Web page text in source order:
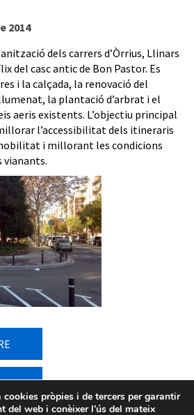
2014
dels carrers d’Òrrius, Llinars
del casc antic de Bon Pastor. Es
i la calçada, la renovació del
la plantació d’arbrat i el
aeris existents. L’objectiu principal
l’accessibilitat dels itineraris
i millorant les condicions
vianants.
pròpies i de tercers per garantir
del web i conèixer l’ús del mateix